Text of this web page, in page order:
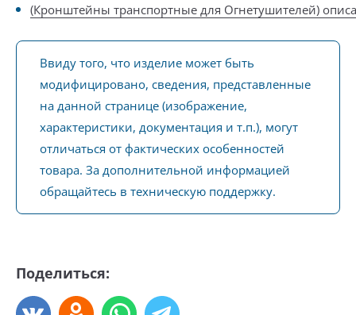
(Кронштейны транспортные для Огнетушителей)
Ввиду того, что изделие может быть
модифицировано, сведения, представленные
на данной странице (изображение,
характеристики, документация и т.п.), могут
отличаться от фактических особенностей
товара. За дополнительной информацией
обращайтесь в техническую поддержку.
Поделиться: